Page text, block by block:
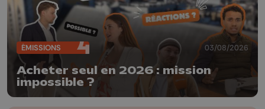
ÉMISSIONS 03/08/2026
Acheter seul en 2026 : mission
impossible ?